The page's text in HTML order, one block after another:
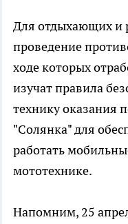
Для отдыхающих и
проведение
ходе которых
изучат правила
технику оказания
"Солянка" для
работать
мототехнике.
Напомним, 25